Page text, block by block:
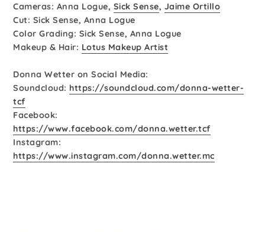
Cameras: Anna Logue, Sick Sense, Jaime Ortillo
Cut: Sick Sense, Anna Logue
Color Grading: Sick Sense, Anna Logue
Makeup & Hair: Lotus Makeup Artist
Donna Wetter on Social Media:
Soundcloud: https://soundcloud.com/donna-wetter-
tcf
Facebook:
https://www.facebook.com/donna.wetter.tcf
Instagram:
https://www.instagram.com/donna.wetter.mc